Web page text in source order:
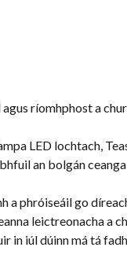
ríomhphost a
LED lochtach,
an bolgán
phróiseáil go
leictreonacha a
in iúl dúinn má tá